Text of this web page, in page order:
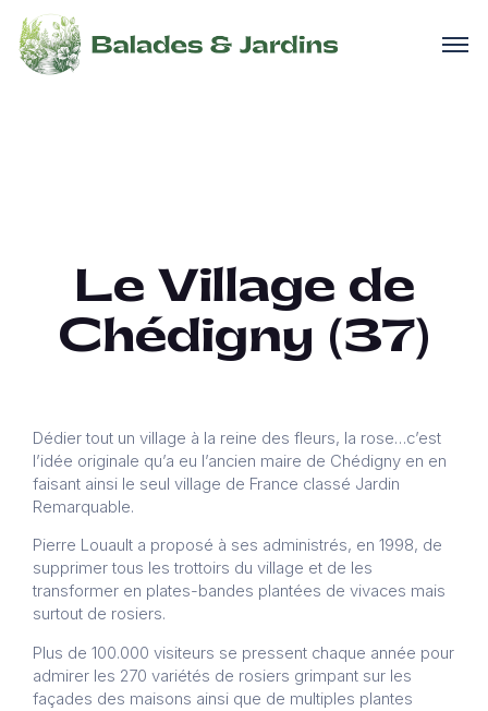
Le Village de
Chédigny (37)
Dédier tout un village à la reine des fleurs, la rose…c’est
l’idée originale qu’a eu l’ancien maire de Chédigny en en
faisant ainsi le seul village de France classé Jardin
Remarquable.
Pierre Louault a proposé à ses administrés, en 1998, de
supprimer tous les trottoirs du village et de les
transformer en plates-bandes plantées de vivaces mais
surtout de rosiers.
Plus de 100.000 visiteurs se pressent chaque année pour
admirer les 270 variétés de rosiers grimpant sur les
façades des maisons ainsi que de multiples plantes